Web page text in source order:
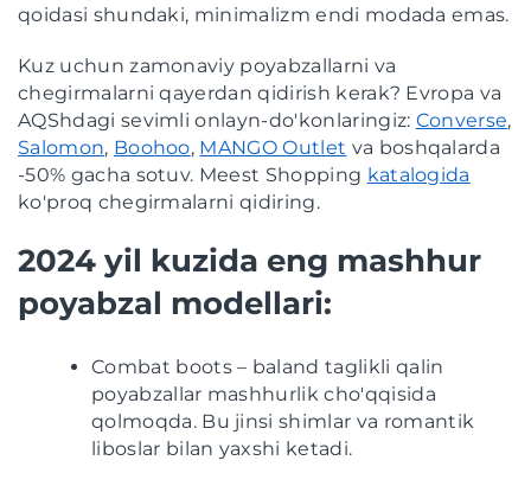
qoidasi shundaki, minimalizm endi modada emas.
Kuz uchun zamonaviy poyabzallarni va
chegirmalarni qayerdan qidirish kerak? Evropa va
AQShdagi sevimli onlayn-do'konlaringiz: Converse,
Salomon, Boohoo, MANGO Outlet va boshqalarda
-50% gacha sotuv. Meest Shopping katalogida
ko'proq chegirmalarni qidiring.
2024 yil kuzida eng mashhur
poyabzal modellari:
Combat boots – baland taglikli qalin
poyabzallar mashhurlik cho'qqisida
qolmoqda. Bu jinsi shimlar va romantik
liboslar bilan yaxshi ketadi.